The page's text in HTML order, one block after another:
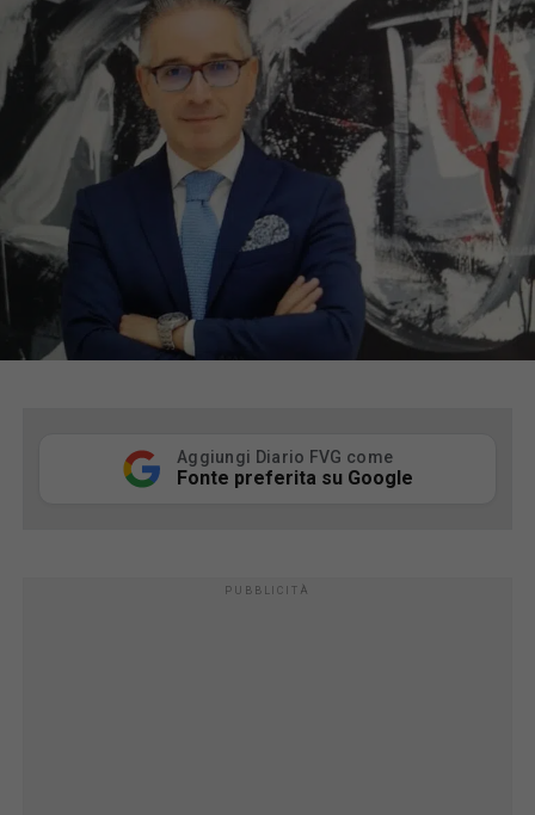
Aggiungi Diario FVG come
Fonte preferita su Google